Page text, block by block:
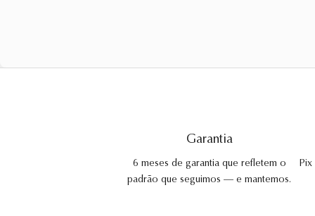
Garantia
6 meses de garantia que refletem o
padrão que seguimos — e mantemos.